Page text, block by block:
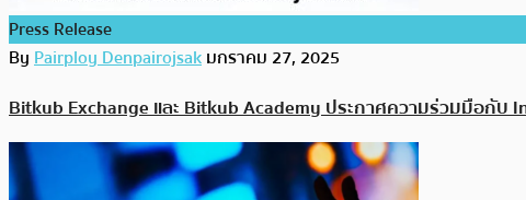
Press Release
ByPairploy Denpairojsakมกราคม 27, 2025
Bitkub Exchange และ Bitkub Academy ประกาศความร่วมมือกับ